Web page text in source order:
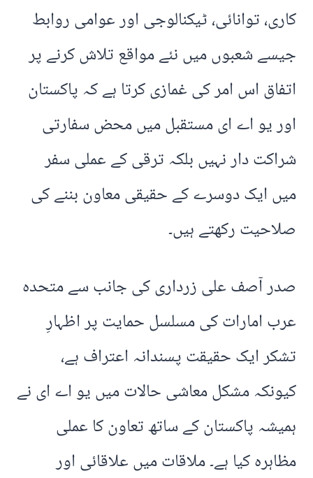
کاری، توانائی، ٹیکنالوجی اور عوامی روابط
جیسے شعبوں میں نئے مواقع تلاش کرنے پر
اتفاق اس امر کی غمازی کرتا ہے کہ پاکستان
اور یو اے ای مستقبل میں محض سفارتی
شراکت دار نہیں بلکہ ترقی کے عملی سفر
میں ایک دوسرے کے حقیقی معاون بننے کی
صلاحیت رکھتے ہیں۔
صدر آصف علی زرداری کی جانب سے متحدہ
عرب امارات کی مسلسل حمایت پر اظہارِ
تشکر ایک حقیقت پسندانہ اعتراف ہے،
کیونکہ مشکل معاشی حالات میں یو اے ای نے
ہمیشہ پاکستان کے ساتھ تعاون کا عملی
مظاہرہ کیا ہے۔ ملاقات میں علاقائی اور